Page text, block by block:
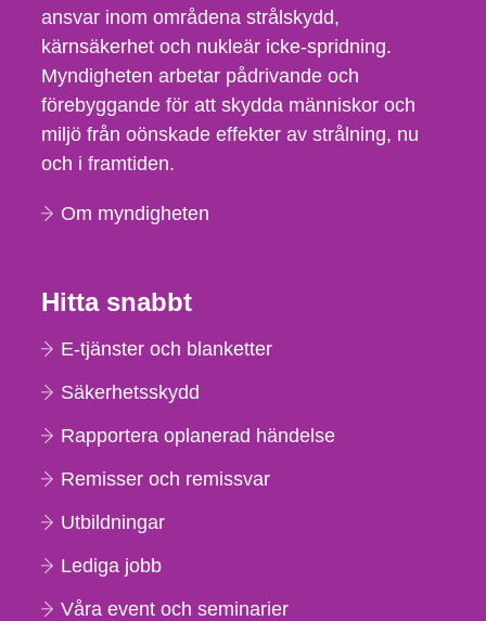
ansvar inom områdena strålskydd,
kärnsäkerhet och nukleär icke-spridning.
Myndigheten arbetar pådrivande och
förebyggande för att skydda människor och
miljö från oönskade effekter av strålning, nu
och i framtiden.
Om myndigheten
Hitta snabbt
E-tjänster och blanketter
Säkerhetsskydd
Rapportera oplanerad händelse
Remisser och remissvar
Utbildningar
Lediga jobb
Våra event och seminarier